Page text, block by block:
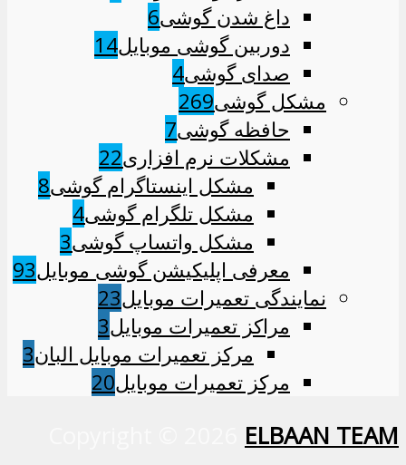
داغ شدن گوشی6
دوربین گوشی موبایل14
صدای گوشی4
مشکل گوشی269
حافظه گوشی7
مشکلات نرم افزاری22
مشکل اینستاگرام گوشی8
مشکل تلگرام گوشی4
مشکل واتساپ گوشی3
معرفی اپلیکیشن گوشی موبایل93
نمایندگی تعمیرات موبایل23
مراکز تعمیرات موبایل3
مرکز تعمیرات موبایل البان3
مرکز تعمیرات موبایل20
ELBAAN TEAM